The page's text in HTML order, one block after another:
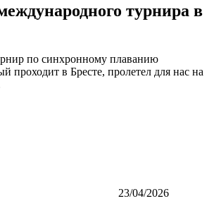
турнира в
по синхронному плаванию
проходит в Бресте, пролетел для нас на
23/04/2026